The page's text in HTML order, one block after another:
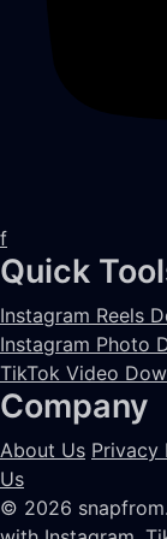
f
Quick
Instagram Reels
Instagram Photo
TikTok Video
Company
About Us Privacy
Us
© 2026